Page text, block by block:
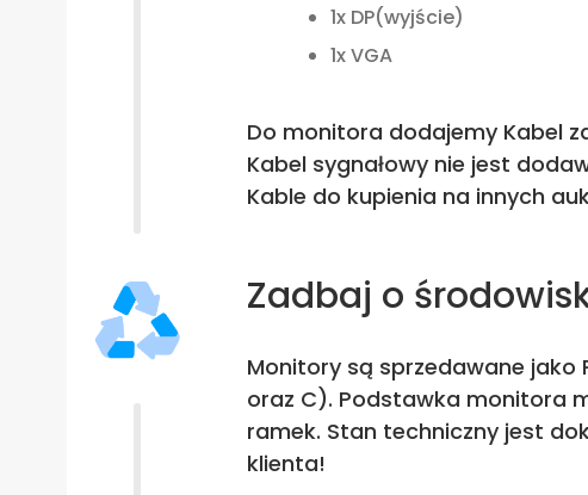
1x DP(wyjście)
1x VGA
Do monitora dodajemy Kabel
Kabel sygnałowy nie jest
Kable do kupienia na innych
Zadbaj o
Monitory są sprzedawane jako
oraz C). Podstawka monitora
ramek. Stan techniczny jest
klienta!